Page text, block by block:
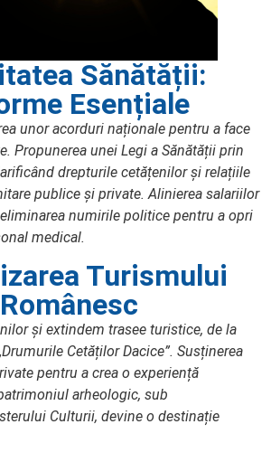
Sănătății:
Esențiale
unor acorduri naționale pentru a face
Propunerea unei Legi a Sănătății prin
drepturile cetățenilor și relațiile
publice și private. Alinierea salariilor
numirile politice pentru a opri
medical.
Turismului
Românesc
și extindem trasee turistice, de la
Cetăților Dacice”. Susținerea
pentru a crea o experiență
arheologic, sub
Culturii, devine o destinație